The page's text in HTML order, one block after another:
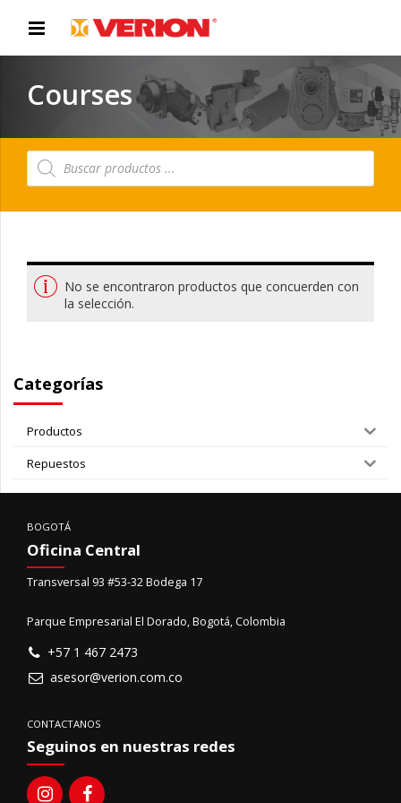
Courses
Búsqueda
de
No se encontraron productos que concuerden con
la selección.
Categorías
Productos
Repuestos
BOGOTÁ
Oficina Central
Transversal 93 #53-32 Bodega 17
Parque Empresarial El Dorado, Bogotá, Colombia
+57 1 467 2473
asesor@verion.com.co
CONTACTANOS
Seguinos en nuestras redes